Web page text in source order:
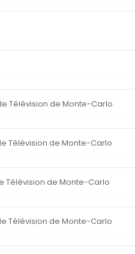
Télévision de Monte-Carlo
Télévision de Monte-Carlo
Télévision de Monte-Carlo
Télévision de Monte-Carlo